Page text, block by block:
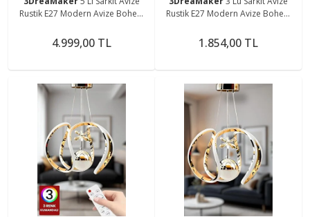
Rustik E27 Modern Avize Bohem
LED AMPÜL HEDİYEDİR.!)
4.999,00 TL
Rustik E27 Modern Avize Bohem
LED AMPÜL HEDİYEDİR.!)
1.854,00 TL